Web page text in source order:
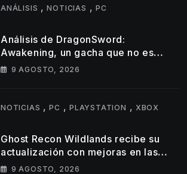
ANÁLISIS ,NOTICIAS , PC
Análisis de DragonSword:
Awakening, un gacha que no es
gacha
9 AGOSTO, 2026
NOTICIAS ,PC ,PLAYSTATION , XBOX
Ghost Recon Wildlands recibe su
actualización con mejoras en las
consolas actuales y una nueva
9 AGOSTO, 2026